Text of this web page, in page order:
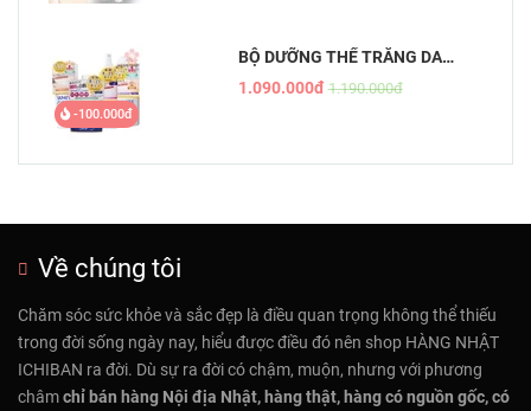
-100.000đ
BỘ DƯỠNG THỂ TRẮNG DA
WHITE CONC
1.090.000đ 1.190.000đ
Về chúng tôi
Chăm sóc sức khỏe và sắc đẹp là điều quan trọng không thể thiếu
trong đời sống ngày nay, hiểu được điều đó nên shop HÀNG NHẬT
ICHIBAN ra đời. Dù sự ra đời có chậm, muộn, nhưng với phương
châmchỉ bán hàng Nội địa Nhật, hàng thật, hàng có nguồn gốc, có